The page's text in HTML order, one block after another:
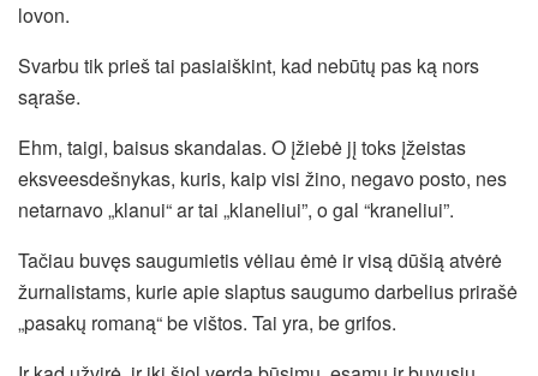
lovon.
Svarbu tik prieš tai pasiaiškint, kad nebūtų pas ką nors
sąraše.
Ehm, taigi, baisus skandalas. O įžiebė jį toks įžeistas
eksveesdešnykas, kuris, kaip visi žino, negavo posto, nes
netarnavo „klanui“ ar tai „klaneliui”, o gal “kraneliui”.
Tačiau buvęs saugumietis vėliau ėmė ir visą dūšią atvėrė
žurnalistams, kurie apie slaptus saugumo darbelius prirašė
„pasakų romaną“ be vištos. Tai yra, be grifos.